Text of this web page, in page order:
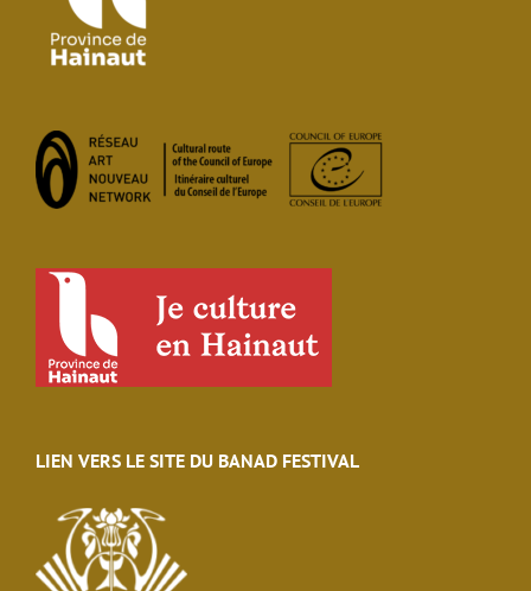
LIEN VERS LE SITE DU BANAD FESTIVAL